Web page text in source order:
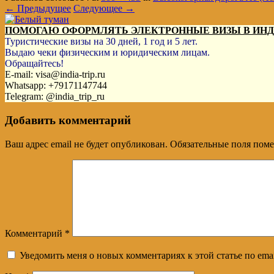
← Предыдущее Следующее →
ПОМОГАЮ ОФОРМЛЯТЬ ЭЛЕКТРОННЫЕ ВИЗЫ В
Туристические визы на 30 дней, 1 год и 5 лет.
Выдаю чеки физическим и юридическим лицам.
Обращайтесь!
E-mail: visa@india-trip.ru
Whatsapp: +79171147744
Telegram: @india_trip_ru
Добавить комментарий
Ваш адрес email не будет опубликован. Обязательные поля
Комментарий *
Уведомить меня о новых комментариях к этой статье по